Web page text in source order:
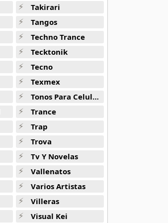
Takirari
Tangos
Techno Trance
Tecktonik
Tecno
Texmex
Tonos Para Celulares
Trance
Trap
Trova
Tv Y Novelas
Vallenatos
Varios Artistas
Villeras
Visual Kei